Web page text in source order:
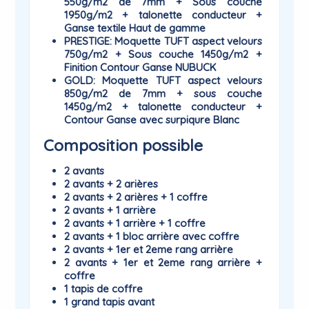
1950g/m2 + talonette conducteur +
Ganse textile Haut de gamme
PRESTIGE: Moquette TUFT aspect velours
750g/m2 + Sous couche 1450g/m2 +
Finition Contour Ganse NUBUCK
GOLD: Moquette TUFT aspect velours
850g/m2 de 7mm + sous couche
1450g/m2 + talonette conducteur +
Contour Ganse avec surpiqure Blanc
Composition possible
2 avants
2 avants + 2 arières
2 avants + 2 arières + 1 coffre
2 avants + 1 arrière
2 avants + 1 arrière + 1 coffre
2 avants + 1 bloc arrière avec coffre
2 avants + 1er et 2eme rang arrière
2 avants + 1er et 2eme rang arrière +
coffre
1 tapis de coffre
1 grand tapis avant